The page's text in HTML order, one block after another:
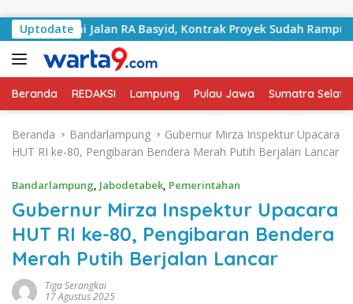
Uptodate
Jalan RA Basyid, Kontrak Proyek Sudah Rampung
Beranda REDAKSI Lampung Pulau Jawa Sumatra
Beranda Bandarlampung
Gubernur Mirza Inspektur Upacara
HUT RI ke-80, Pengibaran Bendera Merah Putih Berjalan Lancar
Bandarlampung, Jabodetabek, Pemerintahan
Gubernur Mirza Inspektur Upacara
HUT RI ke-80, Pengibaran Bendera
Merah Putih Berjalan Lancar
Tiga Serangkai
17 Agustus 2025